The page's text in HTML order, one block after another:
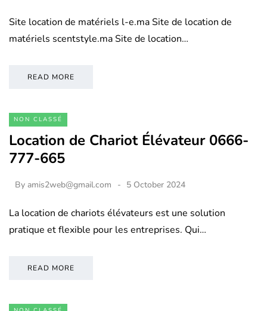
Site location de matériels l-e.ma Site de location de
matériels scentstyle.ma Site de location…
READ MORE
NON CLASSÉ
Location de Chariot Élévateur 0666-
777-665
By amis2web@gmail.com 5 October 2024
La location de chariots élévateurs est une solution
pratique et flexible pour les entreprises. Qui…
READ MORE